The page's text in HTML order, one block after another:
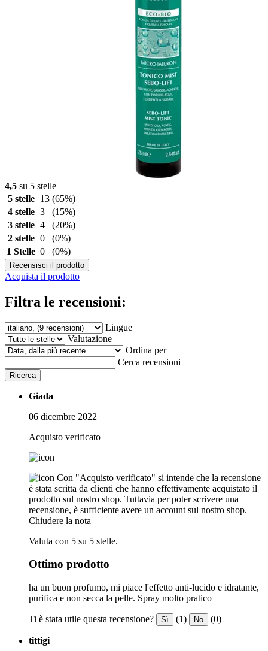
4,5 su 5 stelle
5 stelle
13 (65%)
4 stelle 3
(15%)
3 stelle 4
(20%)
2 stelle 0
(0%)
1 Stelle 0 (0%)
Recensisci il prodotto
Acquista il prodotto
Filtra le recensioni:
Lingue
Valutazione
Ordina per
Cerca recensioni
Ricerca
Giada
06 dicembre 2022
Acquisto verificato
Con "Acquisto verificato" si intende che la recensione
è stata scritta da clienti che hanno effettivamente acquistato il
prodotto sul nostro shop. Tuttavia per poter scrivere una
recensione, è sufficiente avere un account sul nostro shop.
Chiudere la nota
Valuta con 5 su 5 stelle.
Ottimo prodotto
ha un buon profumo, mi piace l'effetto anti-lucido e idratante,
purifica e non secca la pelle. Spray molto pratico
Ti è stata utile questa recensione? Sì (1) No (0)
tittigi